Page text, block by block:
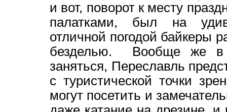
и вот, поворот к месту
палатками, был на
отличной погодой байкеры
безделью. Вообще же в
заняться, Переславль
с туристической точки
могут посетить и